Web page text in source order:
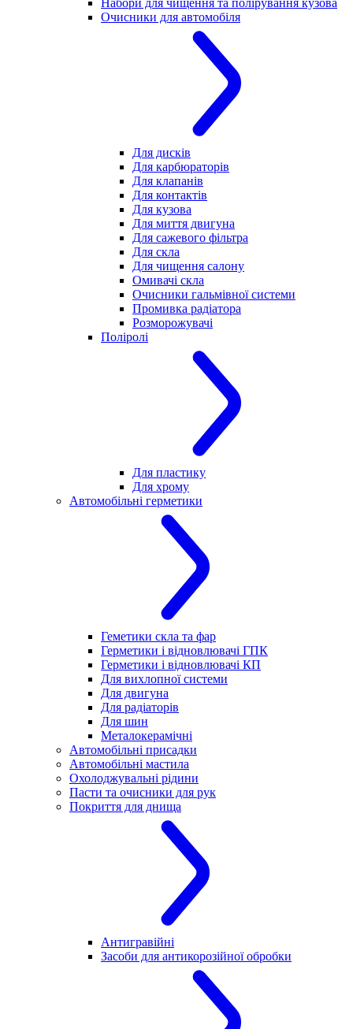
Очисники для автомобіля
Для дисків
Для карбюраторів
Для клапанів
Для контактів
Для кузова
Для миття двигуна
Для сажевого фільтра
Для скла
Для чищення салону
Омивачі скла
Очисники гальмівної системи
Промивка радіатора
Розморожувачі
Поліролі
Для пластику
Для хрому
Автомобільні герметики
Геметики скла та фар
Герметики і відновлювачі ГПК
Герметики і відновлювачі КП
Для вихлопної системи
Для двигуна
Для радіаторів
Для шин
Металокерамічні
Автомобільні присадки
Автомобільні мастила
Охолоджувальні рідини
Пасти та очисники для рук
Покриття для днища
Антигравійні
Засоби для антикорозійної обробки